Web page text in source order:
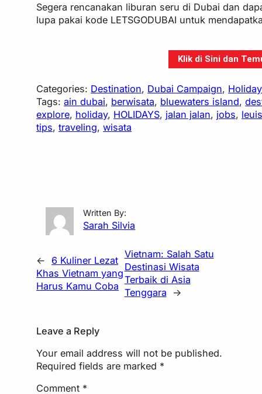
Segera rencanakan liburan seru di Dubai dan
lupa pakai kode LETSGODUBAI untuk
Klik di Sini dan
Categories: Destination, Dubai Campaign, Holiday
Tags:ain dubai, berwisata, bluewaters island,
explore, holiday, HOLIDAYS, jalan jalan, jobs,
tips, traveling, wisata
Written By:
Sarah Silvia
←
6 Kuliner Lezat
Khas Vietnam yang
Harus Kamu Coba
Vietnam: Salah Satu
Destinasi Wisata
Terbaik di Asia
Tenggara
→
Leave a Reply
Your email address will not be published.
Required fields are marked *
Comment *